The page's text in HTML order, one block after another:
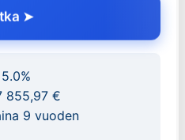
5.0%
855,97 €
9 vuoden